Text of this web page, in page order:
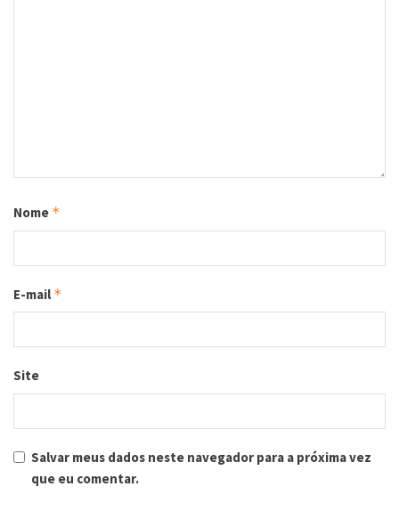
Nome *
E-mail *
Site
Salvar meus dados neste navegador para a próxima vez
que eu comentar.